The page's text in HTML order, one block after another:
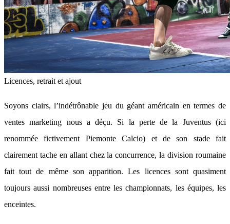
Licences, retrait et ajout
Soyons clairs, l’indétrônable jeu du géant américain en termes de
ventes marketing nous a déçu. Si la perte de la Juventus (ici
renommée fictivement Piemonte Calcio) et de son stade fait
clairement tache en allant chez la concurrence, la division roumaine
fait tout de même son apparition. Les licences sont quasiment
toujours aussi nombreuses entre les championnats, les équipes, les
enceintes.